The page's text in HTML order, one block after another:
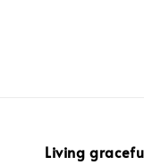
Living